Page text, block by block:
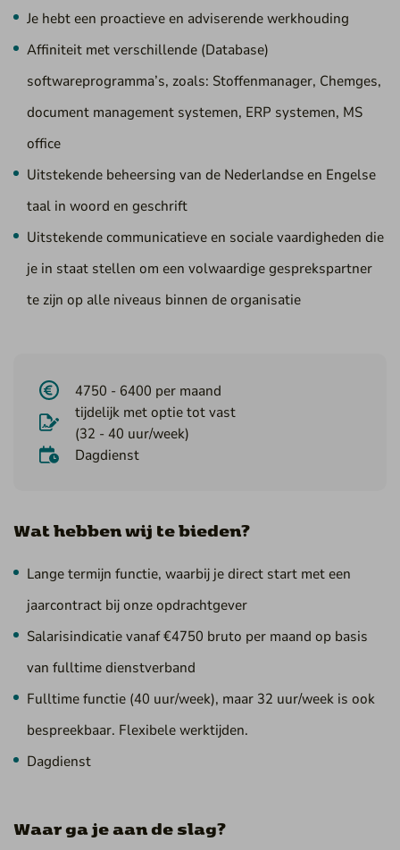
Je hebt een proactieve en adviserende werkhouding
Affiniteit met verschillende (Database)
softwareprogramma’s, zoals: Stoffenmanager, Chemges,
document management systemen, ERP systemen, MS
office
Uitstekende beheersing van de Nederlandse en Engelse
taal in woord en geschrift
Uitstekende communicatieve en sociale vaardigheden die
je in staat stellen om een volwaardige gesprekspartner
te zijn op alle niveaus binnen de organisatie
4750 - 6400 per maand
tijdelijk met optie tot vast
(32 - 40 uur/week)
Dagdienst
Wat hebben wij te bieden?
Lange termijn functie, waarbij je direct start met een
jaarcontract bij onze opdrachtgever
Salarisindicatie vanaf €4750 bruto per maand op basis
van fulltime dienstverband
Fulltime functie (40 uur/week), maar 32 uur/week is ook
bespreekbaar. Flexibele werktijden.
Dagdienst
Waar ga je aan de slag?